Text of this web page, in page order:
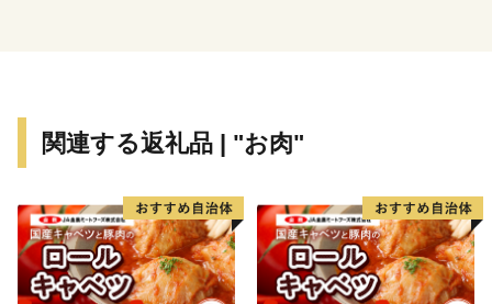
※本町は総務省の指定を受けた適正な地方団体です。
【重要】2024/09/26より寄附額変更のお知らせ
日頃より長与町をご支援いただき、誠にありがとうござ
関連する返礼品 | "お肉"